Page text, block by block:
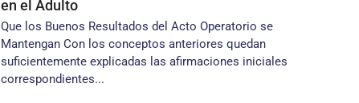
en el Adulto
Que los Buenos Resultados del Acto Operatorio se
Mantengan Con los conceptos anteriores quedan
suficientemente explicadas las afirmaciones iniciales
correspondientes...